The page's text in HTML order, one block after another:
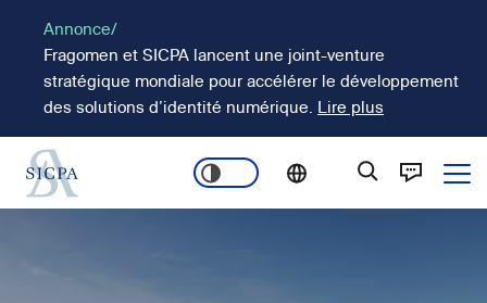
contenu
principal
Annonce/
Fragomen et SICPA lancent une joint-venture
stratégique mondiale pour accélérer le développement
des solutions d’identité numérique. Lire plus
Main